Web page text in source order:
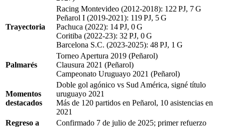
Trayectoria
Racing Montevideo (2012‑2018): 122 PJ, 7 G
Peñarol I (2019‑2021): 119 PJ, 5 G
Pachuca (2022): 14 PJ, 0 G
Coritiba (2022‑23): 32 PJ, 0 G
Barcelona S.C. (2023‑2025): 48 PJ, 1 G
Palmarés
Torneo Apertura 2019 (Peñarol)
Clausura 2021 (Peñarol)
Campeonato Uruguayo 2021 (Peñarol)
Momentos
destacados
Doble gol agónico vs Sud América, signé título
uruguayo 2021
Más de 120 partidos en Peñarol, 10 asistencias en
2021
Regreso a
Confirmado 7 de julio de 2025; primer refuerzo